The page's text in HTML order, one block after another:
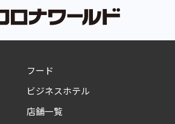
フード
ビジネスホテル
店舗一覧